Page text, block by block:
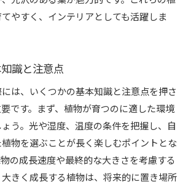
やすく、インテリアとしても活躍しま
識と注意点
は、いくつかの基本知識と注意点を押さ
です。まず、植物が育つのに適した環境
う。光や湿度、温度の条件を把握し、自
物を選ぶことが長く楽しむポイントとな
の成長速度や最終的な大きさを考慮する
きく成長する植物は、将来的に置き場所